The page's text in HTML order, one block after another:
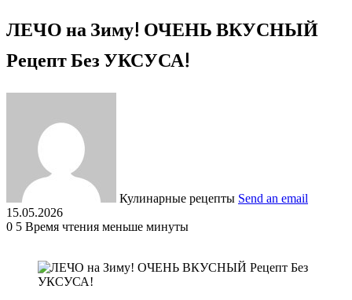
ЛЕЧО на Зиму! ОЧЕНЬ ВКУСНЫЙ
Рецепт Без УКСУСА!
Кулинарные рецепты Send an email
15.05.2026
0 5 Время чтения меньше минуты